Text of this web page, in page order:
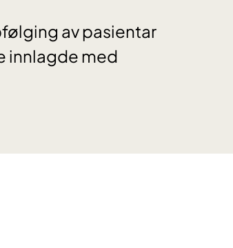
av pasientar
innlagde med